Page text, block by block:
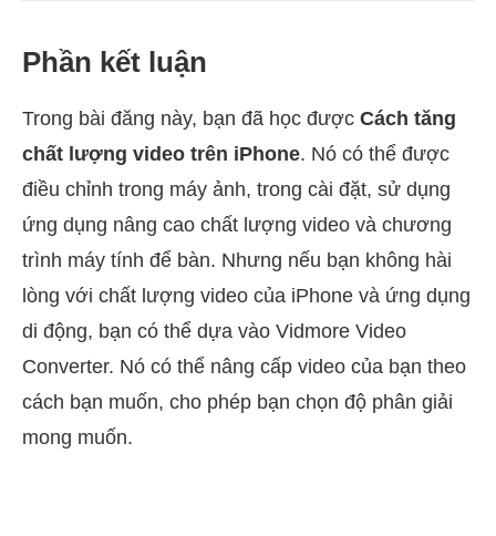
Phần kết luận
Trong bài đăng này, bạn đã học được Cách tăng
chất lượng video trên iPhone. Nó có thể được
điều chỉnh trong máy ảnh, trong cài đặt, sử dụng
ứng dụng nâng cao chất lượng video và chương
trình máy tính để bàn. Nhưng nếu bạn không hài
lòng với chất lượng video của iPhone và ứng dụng
di động, bạn có thể dựa vào Vidmore Video
Converter. Nó có thể nâng cấp video của bạn theo
cách bạn muốn, cho phép bạn chọn độ phân giải
mong muốn.